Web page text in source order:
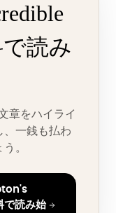
で読み
章をハイライ
、一銭も払わ
。
読み始